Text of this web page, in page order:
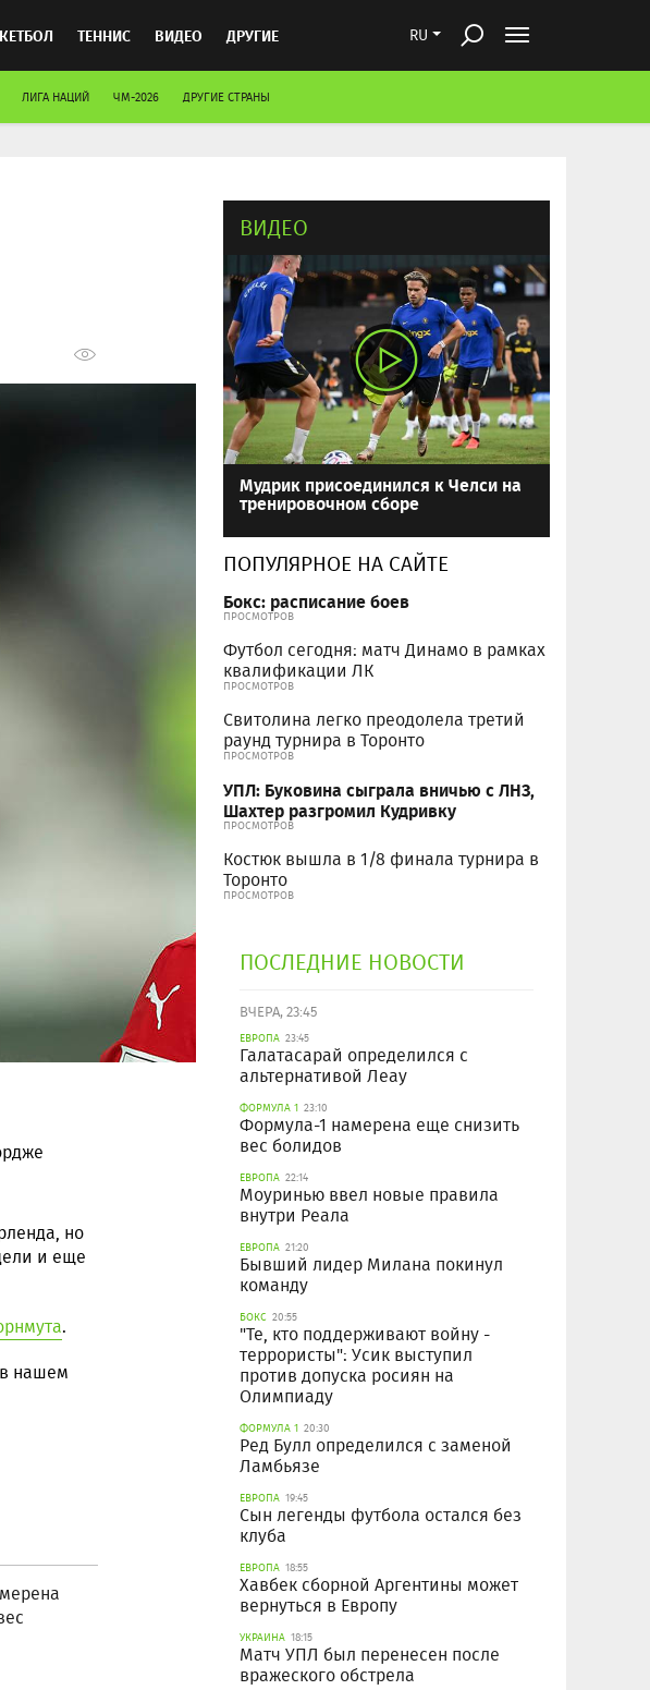
RU
ТЕННИС ВИДЕО ДРУГИЕ
ЛИГА НАЦИЙ ЧМ-2026 ДРУГИЕ СТРАНЫ
но
и еще
.
нашем
ВИДЕО
Мудрик присоединился к Челси на
тренировочном сборе
ПОПУЛЯРНОЕ НА САЙТЕ
Бокс: расписание боев
ПРОСМОТРОВ
Футбол сегодня: матч Динамо в рамках
квалификации ЛК
ПРОСМОТРОВ
Свитолина легко преодолела третий
раунд турнира в Торонто
ПРОСМОТРОВ
УПЛ: Буковина сыграла вничью с ЛНЗ,
Шахтер разгромил Кудривку
ПРОСМОТРОВ
Костюк вышла в 1/8 финала турнира в
Торонто
ПРОСМОТРОВ
ПОСЛЕДНИЕ НОВОСТИ
ВЧЕРА, 23:45
ЕВРОПА 23:45
Галатасарай определился с
альтернативой Леау
ФОРМУЛА 1 23:10
Формула-1 намерена еще снизить
вес болидов
ЕВРОПА 22:14
Моуринью ввел новые правила
внутри Реала
ЕВРОПА 21:20
Бывший лидер Милана покинул
команду
БОКС 20:55
"Те, кто поддерживают войну -
террористы": Усик выступил
против допуска росиян на
Олимпиаду
ФОРМУЛА 1 20:30
Ред Булл определился с заменой
Ламбьязе
ЕВРОПА 19:45
Сын легенды футбола остался без
клуба
ЕВРОПА 18:55
Хавбек сборной Аргентины может
вернуться в Европу
УКРАИНА 18:15
Матч УПЛ был перенесен после
вражеского обстрела